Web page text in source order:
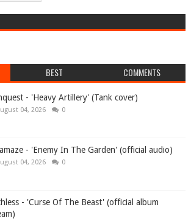
BEST COMMENTS
- 'Heavy Artillery' (Tank cover)
04, 2026 0
- 'Enemy In The Garden' (official audio)
04, 2026 0
- 'Curse Of The Beast' (official album